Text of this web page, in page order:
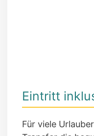
Eintritt
Für viele